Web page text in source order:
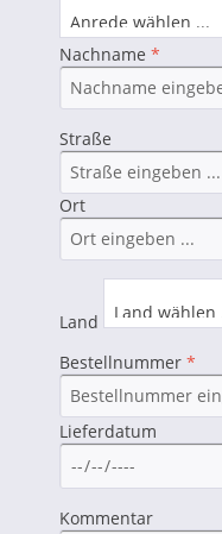
Nachname *
Straße
Ort
Land
Bestellnummer *
Lieferdatum
Kommentar